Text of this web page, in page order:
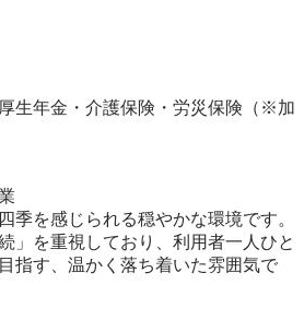
生年金・介護保険・労災保険（※加
季を感じられる穏やかな環境です。
」を重視しており、利用者一人ひと
指す、温かく落ち着いた雰囲気で